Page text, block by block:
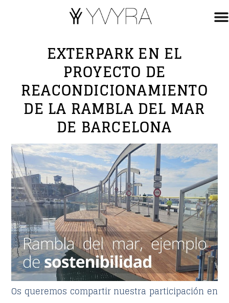
EXTERPARK EN EL
PROYECTO DE
REACONDICIONAMIENTO
DE LA RAMBLA DEL MAR
DE BARCELONA
Os queremos compartir nuestra participación en